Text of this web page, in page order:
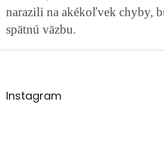
narazili na akékoľvek chyby,
spätnú väzbu.
Z
äInstagram